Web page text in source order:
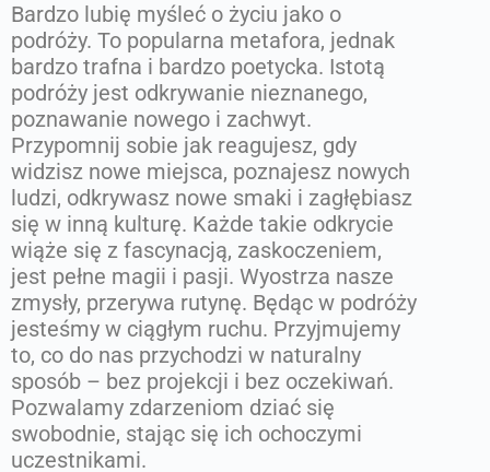
Bardzo lubię myśleć o życiu jako o
podróży. To popularna metafora, jednak
bardzo trafna i bardzo poetycka. Istotą
podróży jest odkrywanie nieznanego,
poznawanie nowego i zachwyt.
Przypomnij sobie jak reagujesz, gdy
widzisz nowe miejsca, poznajesz nowych
ludzi, odkrywasz nowe smaki i zagłębiasz
się w inną kulturę. Każde takie odkrycie
wiąże się z fascynacją, zaskoczeniem,
jest pełne magii i pasji. Wyostrza nasze
zmysły, przerywa rutynę. Będąc w podróży
jesteśmy w ciągłym ruchu. Przyjmujemy
to, co do nas przychodzi w naturalny
sposób – bez projekcji i bez oczekiwań.
Pozwalamy zdarzeniom dziać się
swobodnie, stając się ich ochoczymi
uczestnikami.